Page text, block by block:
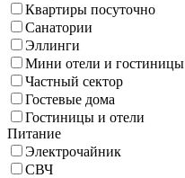
Квартиры посуточно
Санатории
Эллинги
Мини отели и гостиницы
Частный сектор
Гостевые дома
Гостиницы и отели
Питание
Электрочайник
СВЧ